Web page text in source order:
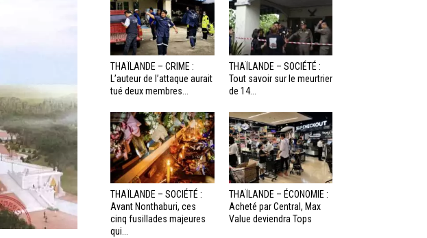
THAÏLANDE – CRIME :
L’auteur de l’attaque aurait
tué deux membres...
THAÏLANDE – SOCIÉTÉ :
Tout savoir sur le meurtrier
de 14...
THAÏLANDE – SOCIÉTÉ :
Avant Nonthaburi, ces
cinq fusillades majeures
qui...
THAÏLANDE – ÉCONOMIE :
Acheté par Central, Max
Value deviendra Tops